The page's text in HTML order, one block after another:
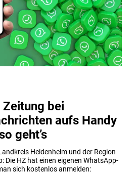
bei
aufs Handy
geht’s
Heidenheim und der Region
Die HZ hat einen eigenen WhatsApp-
sich kostenlos anmelden: